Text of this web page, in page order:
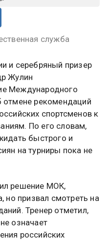
служба
и серебряный призер
Жулин
Международного
отмене рекомендаций
спортсменов к
По его словам,
быстрого и
на турниры пока не
решение МОК,
но призвал смотреть на
Тренер отметил,
означает
российских